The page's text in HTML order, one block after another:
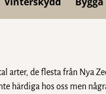
arter, de flesta från Nya
härdiga hos oss men